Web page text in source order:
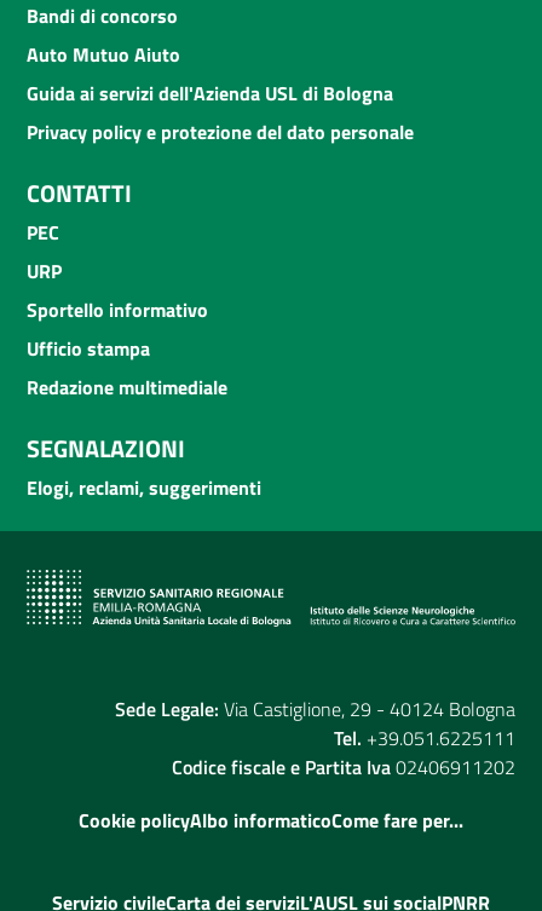
Bandi di concorso
Auto Mutuo Aiuto
Guida ai servizi dell'Azienda USL di Bologna
Privacy policy e protezione del dato personale
CONTATTI
PEC
URP
Sportello informativo
Ufficio stampa
Redazione multimediale
SEGNALAZIONI
Elogi, reclami, suggerimenti
Sede Legale: Via Castiglione, 29 - 40124 Bologna
Tel. +39.051.6225111
Codice fiscale e Partita Iva02406911202
Cookie policyAlbo informaticoCome fare per...
Servizio civileCarta dei serviziL'AUSL sui socialPNRR